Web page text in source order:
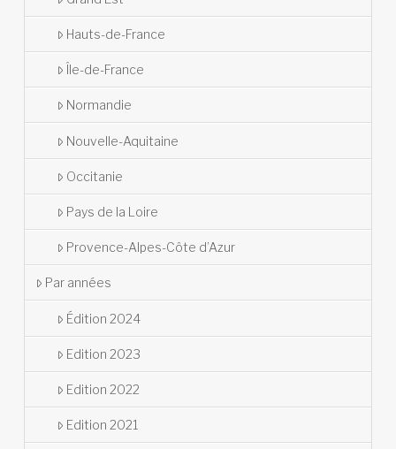
Hauts-de-France
Île-de-France
Normandie
Nouvelle-Aquitaine
Occitanie
Pays de la Loire
Provence-Alpes-Côte d’Azur
Par années
Édition 2024
Edition 2023
Edition 2022
Edition 2021